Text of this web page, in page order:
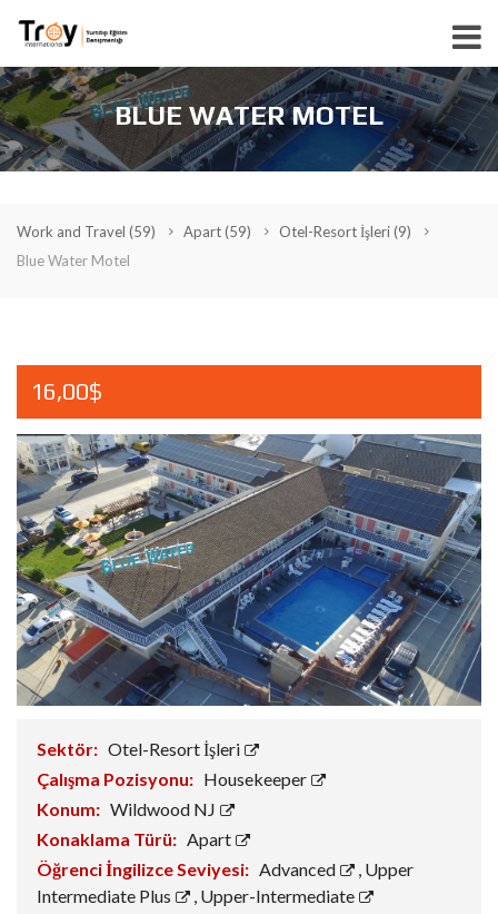
BLUE WATER MOTEL
Work and Travel (59) Apart(59) Otel-Resort İşleri(9)
Blue Water Motel
16,00$
Sektör: Otel-Resort İşleri
Çalışma Pozisyonu: Housekeeper
Konum: Wildwood NJ
Konaklama Türü: Apart
Öğrenci İngilizce Seviyesi: Advanced , Upper
Intermediate Plus
, Upper-Intermediate